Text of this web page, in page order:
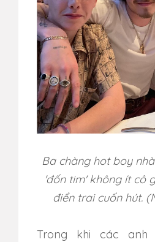
Ba chàng hot boy
'đốn tim' không ít cô
điển trai cuốn hút.
Trong khi các